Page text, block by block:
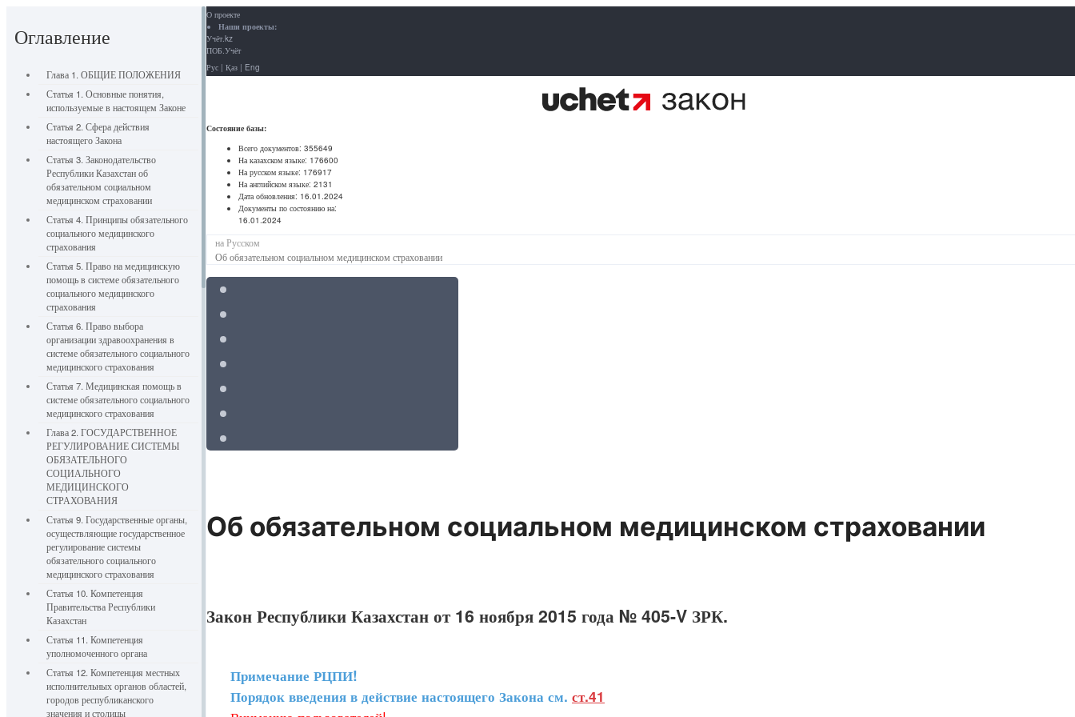
Оглавление
Глава 1. ОБЩИЕ ПОЛОЖЕНИЯ
Статья 1. Основные понятия,
используемые в настоящем Законе
Статья 2. Сфера действия
настоящего Закона
Статья 3. Законодательство
Республики Казахстан об
обязательном социальном
медицинском страховании
Статья 4. Принципы обязательного
социального медицинского
страхования
Статья 5. Право на медицинскую
помощь в системе обязательного
социального медицинского
страхования
Статья 6. Право выбора
организации здравоохранения в
системе обязательного социального
медицинского страхования
Статья 7. Медицинская помощь в
системе обязательного социального
медицинского страхования
Глава 2. ГОСУДАРСТВЕННОЕ
РЕГУЛИРОВАНИЕ СИСТЕМЫ
ОБЯЗАТЕЛЬНОГО
СОЦИАЛЬНОГО
МЕДИЦИНСКОГО
СТРАХОВАНИЯ
Статья 9. Государственные органы,
осуществляющие государственное
регулирование системы
обязательного социального
медицинского страхования
Статья 10. Компетенция
Правительства Республики
Казахстан
Статья 11. Компетенция
уполномоченного органа
Статья 12. Компетенция местных
исполнительных органов областей,
городов республиканского
значения и столицы
О проекте
Наши проекты:
Учёт.kz
ПОБ.Учёт
Рус | Қаз | Eng
Состояние базы:
Всего документов: 355649
На казахском языке: 176600
На русском языке: 176917
На английском языке: 2131
Дата обновления: 16.01.2024
Документы по состоянию на:
16.01.2024
на Русском
Об обязательном социальном медицинском страховании
Об обязательном социальном медицинском страховании
Закон Республики Казахстан от 16 ноября 2015 года № 405-V ЗРК.
Примечание РЦПИ!
Порядок введения в действие настоящего Закона см. ст.41